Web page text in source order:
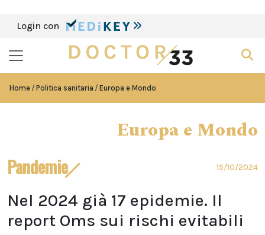
Login con
Home Politica sanitaria Europa e Mondo
Europa e Mondo
Pandemie 15/10/2024
Nel 2024 già 17 epidemie. Il
report Oms sui rischi evitabili